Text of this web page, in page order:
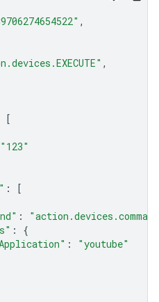
,
,
[
"123"
:
[
:
:
{
:
"youtube"